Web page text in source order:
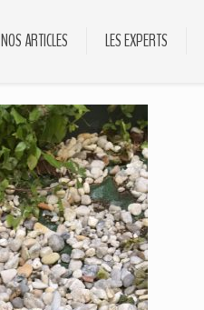
NOS ARTICLES LES EXPERTS